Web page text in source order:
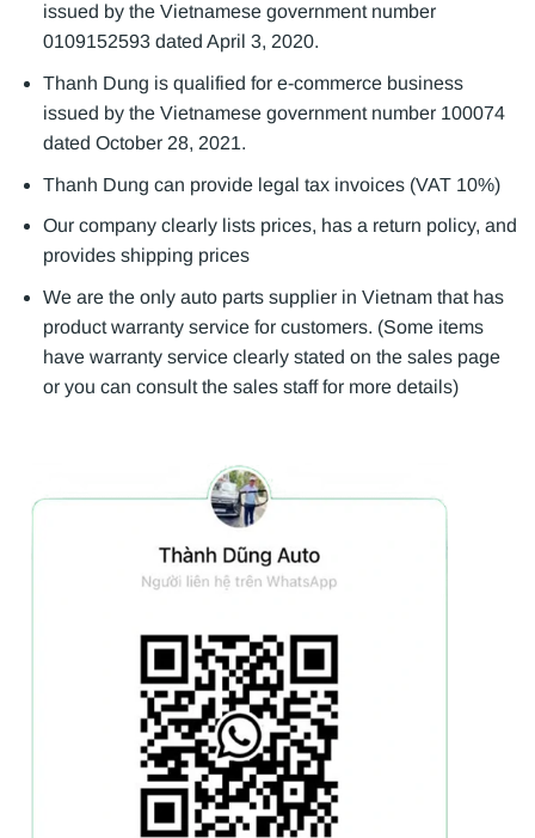
issued by the Vietnamese government number
0109152593 dated April 3, 2020.
Thanh Dung is qualified for e-commerce business
issued by the Vietnamese government number 100074
dated October 28, 2021.
Thanh Dung can provide legal tax invoices (VAT 10%)
Our company clearly lists prices, has a return policy, and
provides shipping prices
We are the only auto parts supplier in Vietnam that has
product warranty service for customers. (Some items
have warranty service clearly stated on the sales page
or you can consult the sales staff for more details)